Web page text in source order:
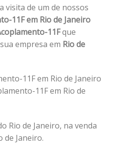
visita de um de nossos
11F em Rio de Janeiro
11Fque
empresa em Rio de
11F em Rio de Janeiro
11F em Rio de
Rio de Janeiro, na venda
de Janeiro.